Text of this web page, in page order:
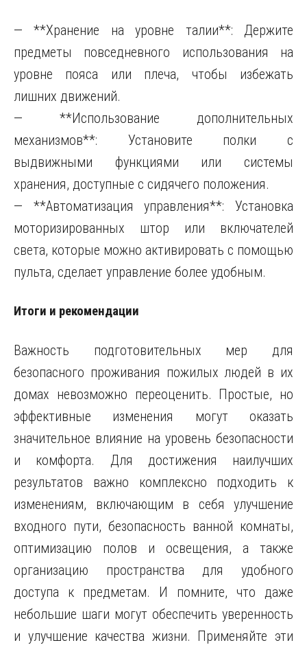
— **Хранение на уровне талии**: Держите
предметы повседневного использования на
уровне пояса или плеча, чтобы избежать
лишних движений.
— **Использование дополнительных
механизмов**: Установите полки с
выдвижными функциями или системы
хранения, доступные с сидячего положения.
— **Автоматизация управления**: Установка
моторизированных штор или включателей
света, которые можно активировать с помощью
пульта, сделает управление более удобным.
Итоги и рекомендации
Важность подготовительных мер для
безопасного проживания пожилых людей в их
домах невозможно переоценить. Простые, но
эффективные изменения могут оказать
значительное влияние на уровень безопасности
и комфорта. Для достижения наилучших
результатов важно комплексно подходить к
изменениям, включающим в себя улучшение
входного пути, безопасность ванной комнаты,
оптимизацию полов и освещения, а также
организацию пространства для удобного
доступа к предметам. И помните, что даже
небольшие шаги могут обеспечить уверенность
и улучшение качества жизни. Применяйте эти